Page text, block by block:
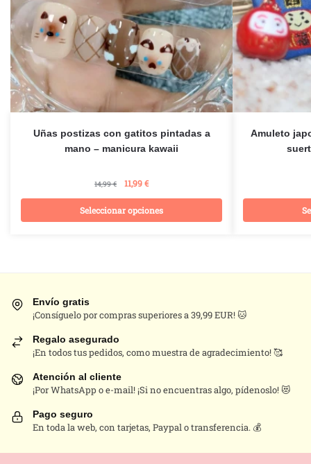
Uñas postizas con gatitos pintadas a
mano – manicura kawaii
14,99€ 11,99€
Seleccionar opciones
Las
se
elegir
página
Amuleto
Envío gratis
¡Consíguelo por compras superiores a 39,99 EUR! 🐱
Regalo asegurado
¡En todos tus pedidos, como muestra de agradecimiento! 🥰
Atención al cliente
¡Por WhatsApp o e-mail! ¡Si no encuentras algo, pídenoslo! 😻
Pago seguro
En toda la web, con tarjetas, Paypal o transferencia. 💰